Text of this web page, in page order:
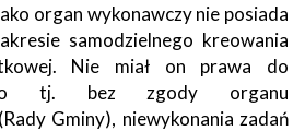
organ wykonawczy nie posiada
samodzielnego kreowania
Nie miał on prawa do
tj. bez zgody organu
Gminy), niewykonania zadań